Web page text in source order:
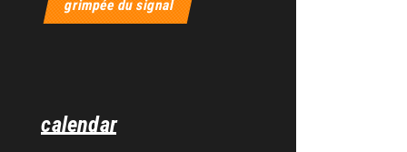
grimpée du signal
calendar